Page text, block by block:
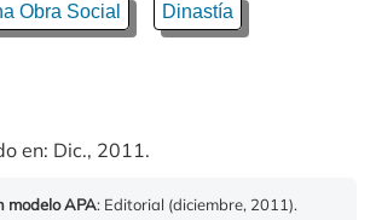
Obra Social Dinastía
en: Dic., 2011.
modelo APA: Editorial (diciembre, 2011).